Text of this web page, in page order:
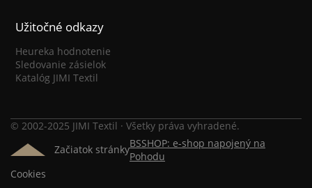
Užitočné odkazy
Heureka hodnotenie
Sledovanie zásielok
Katalóg JIMI Textil
© 2002-2025 JIMI Textil · Všetky práva vyhradené.
Začiatok stránkyBSSHOP: e-shop napojený na
Pohodu
Cookies